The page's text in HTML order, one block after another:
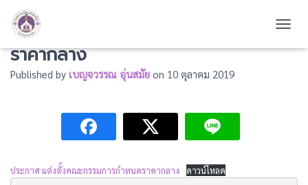
ประกาศ แต่งตั้งคณะกรรมการกำหนด
ราคากลาง
Published by เบญจวรรณ อุ่นสมัย on 10 ตุลาคม 2019
ประกาศ แต่งตั้งคณะกรรมการกำหนดราคากลาง ดาวน์โหลด